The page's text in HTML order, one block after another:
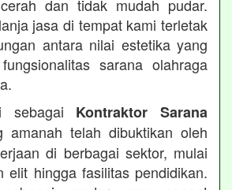
dan tidak mudah pudar.
jasa di tempat kami terletak
antara nilai estetika yang
sarana olahraga
sebagai Kontraktor Sarana
amanah telah dibuktikan oleh
di berbagai sektor, mulai
elit hingga fasilitas pendidikan.